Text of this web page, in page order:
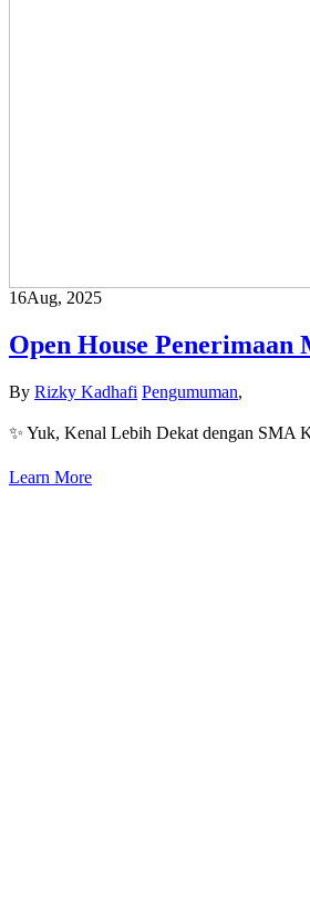
16Aug, 2025
Open House
By Rizky Kadhafi Pengumuman,
✨ Yuk, Kenal Lebih Dekat dengan
Learn More